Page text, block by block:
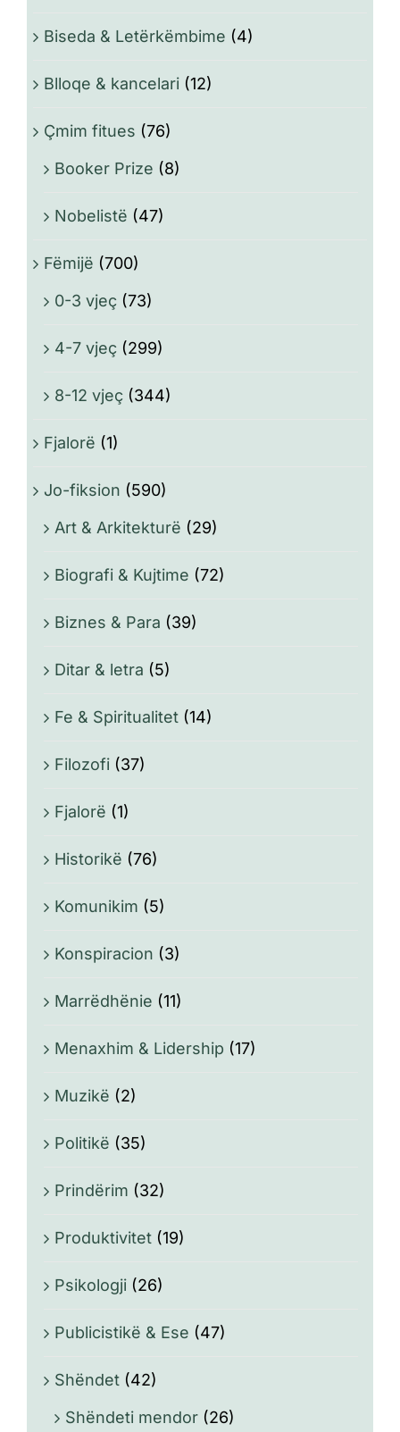
Biseda & Letërkëmbime (4)
Blloqe & kancelari (12)
Çmim fitues (76)
Booker Prize (8)
Nobelistë (47)
Fëmijë (700)
0-3 vjeç (73)
4-7 vjeç (299)
8-12 vjeç (344)
Fjalorë (1)
Jo-fiksion (590)
Art & Arkitekturë (29)
Biografi & Kujtime (72)
Biznes & Para (39)
Ditar & letra (5)
Fe & Spiritualitet (14)
Filozofi (37)
Fjalorë (1)
Historikë (76)
Komunikim (5)
Konspiracion (3)
Marrëdhënie (11)
Menaxhim & Lidership (17)
Muzikë (2)
Politikë (35)
Prindërim (32)
Produktivitet (19)
Psikologji (26)
Publicistikë & Ese (47)
Shëndet (42)
Shëndeti mendor (26)